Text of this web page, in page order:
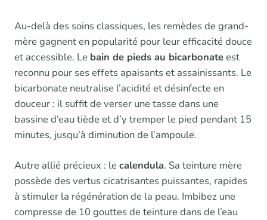
Au-delà des soins classiques, les remèdes de grand-
mère gagnent en popularité pour leur efficacité douce
et accessible. Le bain de pieds au bicarbonateest
reconnu pour ses effets apaisants et assainissants. Le
bicarbonate neutralise l’acidité et désinfecte en
douceur : il suffit de verser une tasse dans une
bassine d’eau tiède et d’y tremper le pied pendant 15
minutes, jusqu’à diminution de l’ampoule.
Autre allié précieux : le calendula. Sa teinture mère
possède des vertus cicatrisantes puissantes, rapides
à stimuler la régénération de la peau. Imbibez une
compresse de 10 gouttes de teinture dans de l’eau